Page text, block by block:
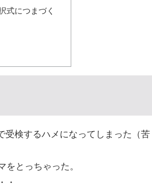
式につまづく
受検するハメになってしまった（苦
とっちゃった。
・